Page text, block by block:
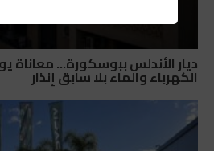
ديار الأندلس ببوسكورة… معاناة
الكهرباء والماء بلا سابق إنذار